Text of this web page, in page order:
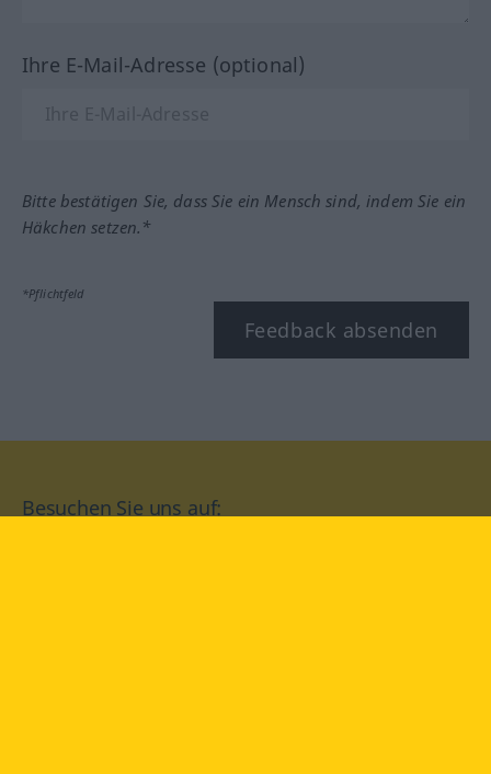
Ihre E-Mail-Adresse (optional)
Bitte bestätigen Sie, dass Sie ein Mensch sind, indem Sie ein
Häkchen setzen.*
*Pflichtfeld
Feedback absenden
Besuchen Sie uns auf: